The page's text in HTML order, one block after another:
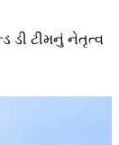
ડી ટીમનું નેતૃત્વ